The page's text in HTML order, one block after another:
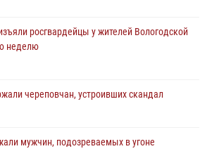
росгвардейцы у жителей Вологодской
неделю
череповчан, устроивших скандал
мужчин, подозреваемых в угоне